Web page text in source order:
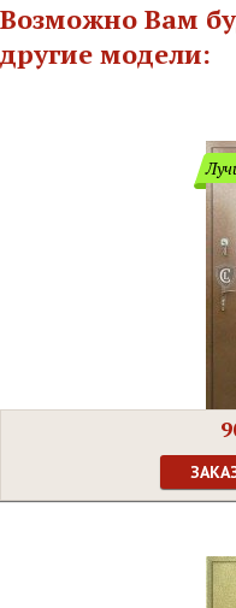
Возможно Вам
другие модели: